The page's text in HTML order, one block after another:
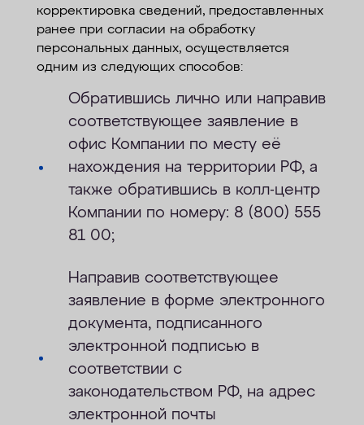
корректировка сведений, предоставленных
ранее при согласии на обработку
персональных данных, осуществляется
одним из следующих способов:
Обратившись лично или направив
соответствующее заявление в
офис Компании по месту её
нахождения на территории РФ, а
также обратившись в колл-центр
Компании по номеру: 8 (800) 555
81 00;
Направив соответствующее
заявление в форме электронного
документа, подписанного
электронной подписью в
соответствии с
законодательством РФ, на адрес
электронной почты